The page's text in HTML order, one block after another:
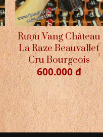
Rượu Vang Château
La Raze Beauvallet
Cru Bourgeois
600.000 đ